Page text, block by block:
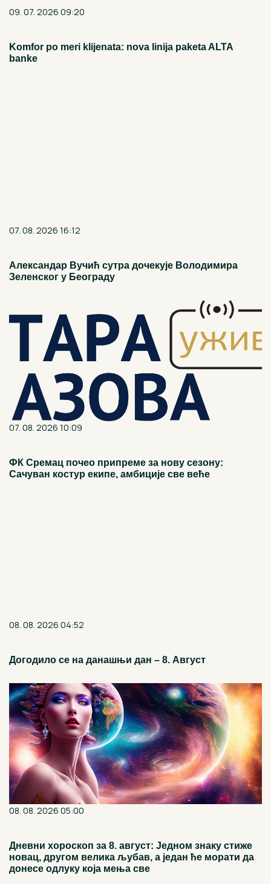
09. 07. 2026 09:20
Komfor po meri klijenata: nova linija paketa ALTA
banke
07. 08. 2026 16:12
Александар Вучић сутра дочекује Володимира
Зеленског у Београду
07. 08. 2026 10:09
ФК Сремац почео припреме за нову сезону:
Сачуван костур екипе, амбиције све веће
08. 08. 2026 04:52
Догодило се на данашњи дан – 8. Август
08. 08. 2026 05:00
Дневни хороскоп за 8. август: Једном знаку стиже
новац, другом велика љубав, а један ће морати да
донесе одлуку која мења све